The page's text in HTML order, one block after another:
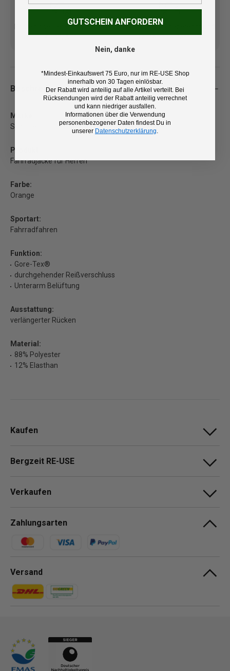
Kostenlose Lieferung ab 100
€ (DE/AT)
14 Tage Rückgaberecht und
kostenlose Retoure
Beschreibung
Marke:
Schöffel
Produkt:
Fahrradjacke für Herren
Farbe:
Orange
Sportart:
Fahrradfahren
Funktion:
Gore-Tex®
durchgehender Reißverschluss
Unterarm Belüftung
Ausstattung:
verlängerter Rücken
Material:
88% Polyester
12% Elasthan
Kaufen
Bergzeit RE-USE
Verkaufen
Zahlungsarten
Zahlungsmethoden
Versand
Zahlungsmethoden
Zahlungsmethoden
GUTSCHEIN ANFORDERN
Nein, danke
*Mindest-Einkaufswert 75 Euro, nur im RE-USE Shop
innerhalb von 30 Tagen einlösbar.
Der Rabatt wird anteilig auf alle Artikel verteilt. Bei
Rücksendungen wird der Rabatt anteilig verrechnet
und kann niedriger ausfallen.
Informationen über die Verwendung
personenbezogener Daten findest Du in
unserer Datenschutzerklärung.